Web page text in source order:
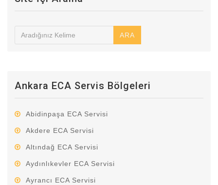
ARA
Ankara ECA Servis Bölgeleri
Abidinpaşa ECA Servisi
Akdere ECA Servisi
Altındağ ECA Servisi
Aydınlıkevler ECA Servisi
Ayrancı ECA Servisi